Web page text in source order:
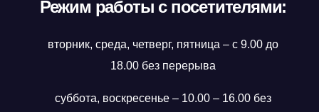
Режим работы с посетителями:
вторник, среда, четверг, пятница – с 9.00 до
18.00 без перерыва
суббота, воскресенье – 10.00 – 16.00 без